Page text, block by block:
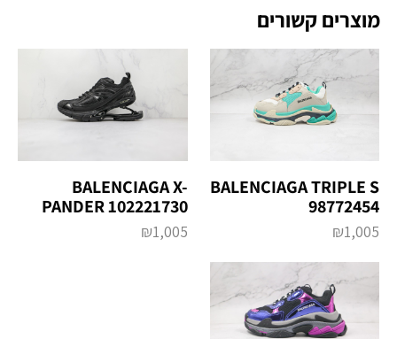
מוצרים קשורים
BALENCIAGA TRIPLE S
98772454
₪1,005
BALENCIAGA X-
PANDER 102221730
₪1,005